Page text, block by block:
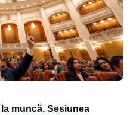
muncă. Sesiunea